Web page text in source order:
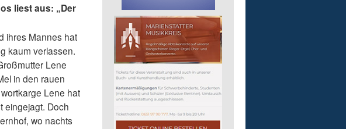
liest aus: „Der
ihres Mannes hat
kaum verlassen.
Lene
in den rauen
Lene hat
eingejagt. Doch
wo nachts